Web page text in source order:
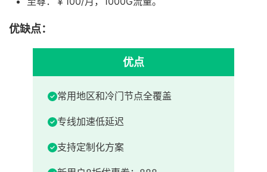
优缺点：
优点
常用地区和冷门节点全覆盖
专线加速低延迟
支持定制化方案